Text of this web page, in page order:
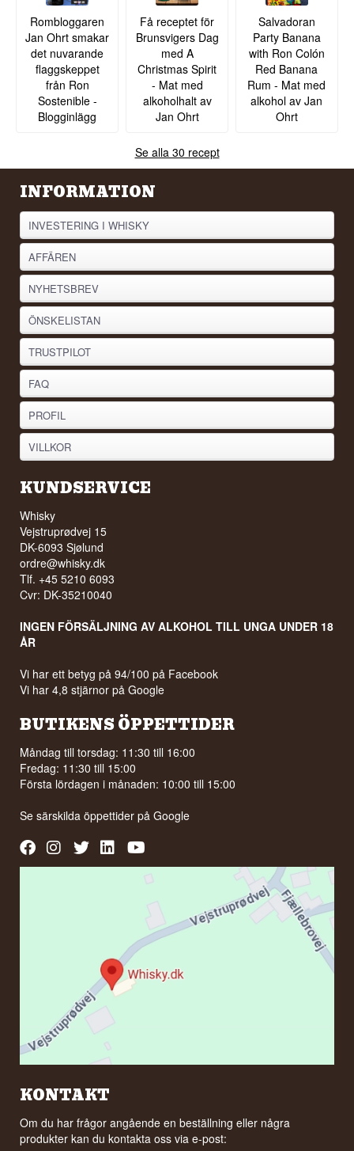
Rombloggaren
Jan Ohrt smakar
det nuvarande
flaggskeppet
från Ron
Sostenible -
Blogginlägg
Få receptet för
Brunsvigers Dag
med A
Christmas Spirit
- Mat med
alkoholhalt av
Jan Ohrt
Salvadoran
Party Banana
with Ron Colón
Red Banana
Rum - Mat med
alkohol av Jan
Ohrt
Se alla 30 recept
INFORMATION
INVESTERING I WHISKY
AFFÄREN
NYHETSBREV
ÖNSKELISTAN
TRUSTPILOT
FAQ
PROFIL
VILLKOR
KUNDSERVICE
Whisky
Vejstruprødvej 15
DK-6093 Sjølund
ordre@whisky.dk
Tlf. +45 5210 6093
Cvr: DK-35210040
INGEN FÖRSÄLJNING AV ALKOHOL TILL UNGA UNDER 18
ÅR
Vi har ett betyg på 94/100 på Facebook
Vi har 4,8 stjärnor på Google
BUTIKENS ÖPPETTIDER
Måndag till torsdag: 11:30 till 16:00
Fredag: 11:30 till 15:00
Första lördagen i månaden: 10:00 till 15:00
Se särskilda öppettider påGoogle
KONTAKT
Om du har frågor angående en beställning eller några
produkter kan du kontakta oss via e-post: